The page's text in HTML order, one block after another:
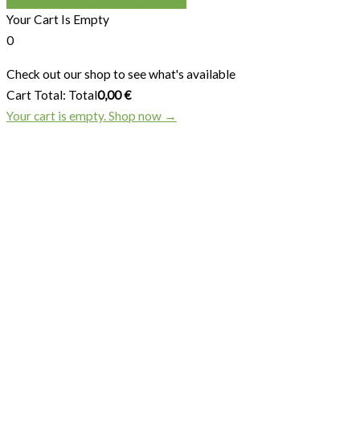
Your Cart Is Empty
0
Check out our shop to see what's available
Cart Total: Total0,00€
Your cart is empty. Shop now →